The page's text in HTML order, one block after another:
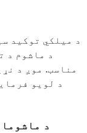
د میلکي توکيد
د ماشوم د
مناسب. موږ د
د لویو
د